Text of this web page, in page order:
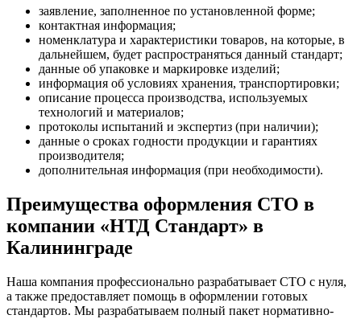
заявление, заполненное по установленной форме;
контактная информация;
номенклатура и характеристики товаров, на которые, в
дальнейшем, будет распространяться данный стандарт;
данные об упаковке и маркировке изделий;
информация об условиях хранения, транспортировки;
описание процесса производства, используемых
технологий и материалов;
протоколы испытаний и экспертиз (при наличии);
данные о сроках годности продукции и гарантиях
производителя;
дополнительная информация (при необходимости).
Преимущества оформления СТО в
компании «НТД Стандарт» в
Калининграде
Наша компания профессионально разрабатывает СТО с нуля,
а также предоставляет помощь в оформлении готовых
стандартов. Мы разрабатываем полный пакет нормативно-